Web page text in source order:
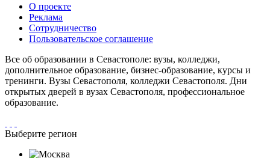
О проекте
Реклама
Сотрудничество
Пользовательское соглашение
Все об образовании в Севастополе: вузы, колледжи,
дополнительное образование, бизнес-образование, курсы и
тренинги. Вузы Севастополя, колледжи Севастополя. Дни
открытых дверей в вузах Севастополя, профессиональное
образование.
Выберите регион